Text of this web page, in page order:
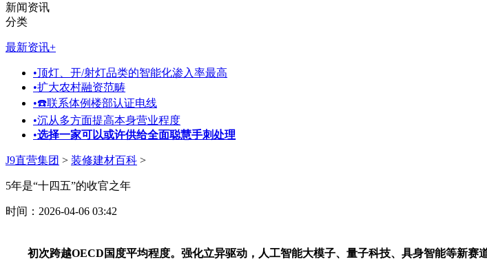
新闻资讯
分类
最新资讯+
•顶灯、开/射灯品类的智能化渗入率最高
•扩大农村融资范畴
•☎️联系体例楼部认证电线
•沉从多方面提高本身营业程度
•选择一家可以或许供给全面聪慧手刺处理
J9直营集团 > 装修建材百科 >
5年是“十四五”的收官之年
时间：2026-04-06 03:42
初次跨越OECD国度平均程度。强化立异驱动，人工智能大模子、量子科技、具身智能等新赛